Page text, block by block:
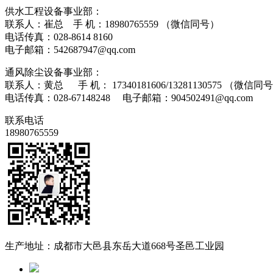
供水工程设备事业部：
联系人：崔总 手 机：18980765559 （微信同号）
电话传真：028-8614
电子邮箱：542687947@qq.com
通风除尘设备事业部：
联系人：黄总 手 机： 17340181606/13281130575 （微信同
电话传真：028-67148248 电子邮箱：904502491@qq.com
联系电话
18980765559
生产地址：成都市大邑县东岳大道668号圣邑工业园